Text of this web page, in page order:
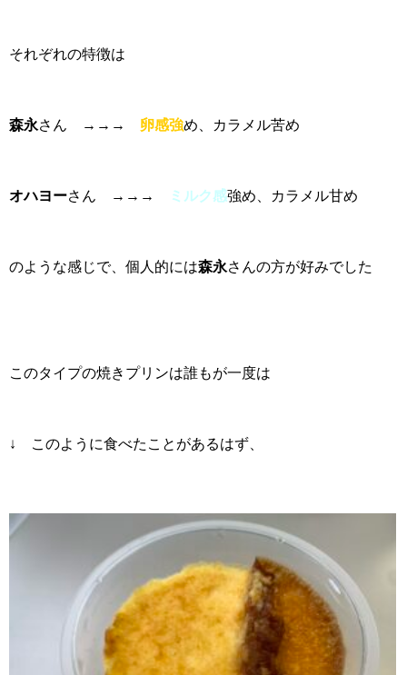
それぞれの特徴は
森永さん →→→ 卵感強め、カラメル苦め
オハヨーさん →→→ ミルク感強め、カラメル甘め
のような感じで、個人的には森永さんの方が好みでした
このタイプの焼きプリンは誰もが一度は
↓ このように食べたことがあるはず、